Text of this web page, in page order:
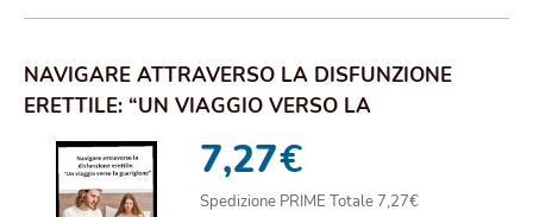
NAVIGARE ATTRAVERSO LA DISFUNZIONE
ERETTILE: “UN VIAGGIO VERSO LA
GUARIGIONE": RICONOSC...
7,27€
Spedizione PRIME Totale 7,27€